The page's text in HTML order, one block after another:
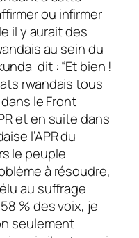
ou infirmer
il y aurait des
au sein du
dit : “Et bien !
rwandais tous
le Front
et en suite dans
l’APR du
le peuple
à résoudre,
au suffrage
% des voix, je
seulement